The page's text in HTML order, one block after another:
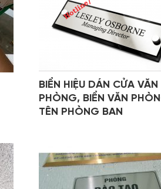
BIỂN HIỆU DÁN CỬA VĂN
PHÒNG, BIỂN VĂN
TÊN PHÒNG BAN